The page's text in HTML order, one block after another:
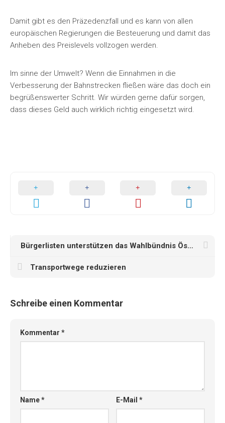
Damit gibt es den Präzedenzfall und es kann von allen
europäischen Regierungen die Besteuerung und damit das
Anheben des Preislevels vollzogen werden.
Im sinne der Umwelt? Wenn die Einnahmen in die
Verbesserung der Bahnstrecken fließen wäre das doch ein
begrüßenswerter Schritt. Wir würden gerne dafür sorgen,
dass dieses Geld auch wirklich richtig eingesetzt wird.
Bürgerlisten unterstützen das Wahlbündnis Österreich
Transportwege reduzieren
Schreibe einen Kommentar
Kommentar *
Name* E-Mail*